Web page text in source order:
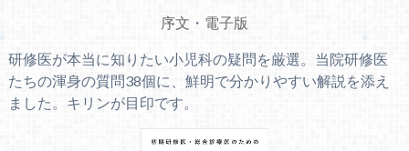
序文 ・ 電子版
研修医が本当に知りたい小児科の疑問を厳選。当院研修医
たちの渾身の質問38個に、鮮明で分かりやすい解説を添え
ました。キリンが目印です。